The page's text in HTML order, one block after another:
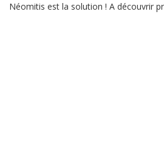
Néomitis est la solution ! A découvrir